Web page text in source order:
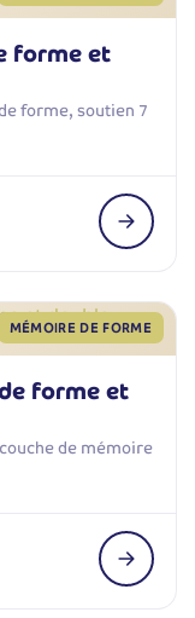
forme et
forme, soutien 7
MÉMOIRE DE FORME
forme et
de mémoire